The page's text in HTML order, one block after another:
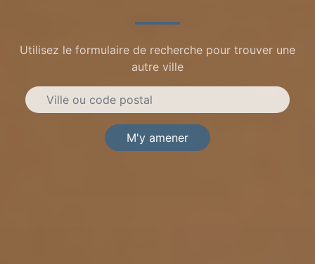
Utilisez le formulaire de recherche pour trouver une
autre ville
M'y amener